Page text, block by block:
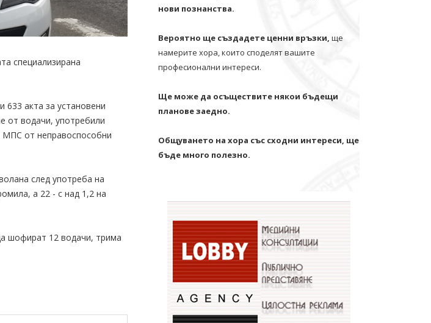
специализирана
акта за установени
от водачи, употребили
МПС от неправоспособни
след употреба на
а 22 - с над 1,2 на
шофират 12 водачи, трима
нови познанства.
Вероятно ще създадете ценни връзки, ще
намерите хора, които споделят вашите
професионални интереси.
Ще може да осъществите някои бъдещи
планове заедно.
Общуването на хора със сходни интереси, ще
бъде много полезно.